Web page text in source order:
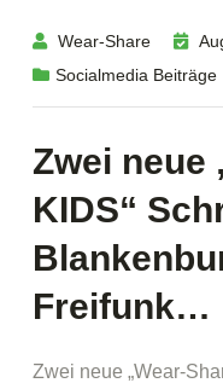
Wear-Share
Socialmedia Beiträge
Zwei neue
KIDS“
Freifunk…
Zwei neue „Wear-